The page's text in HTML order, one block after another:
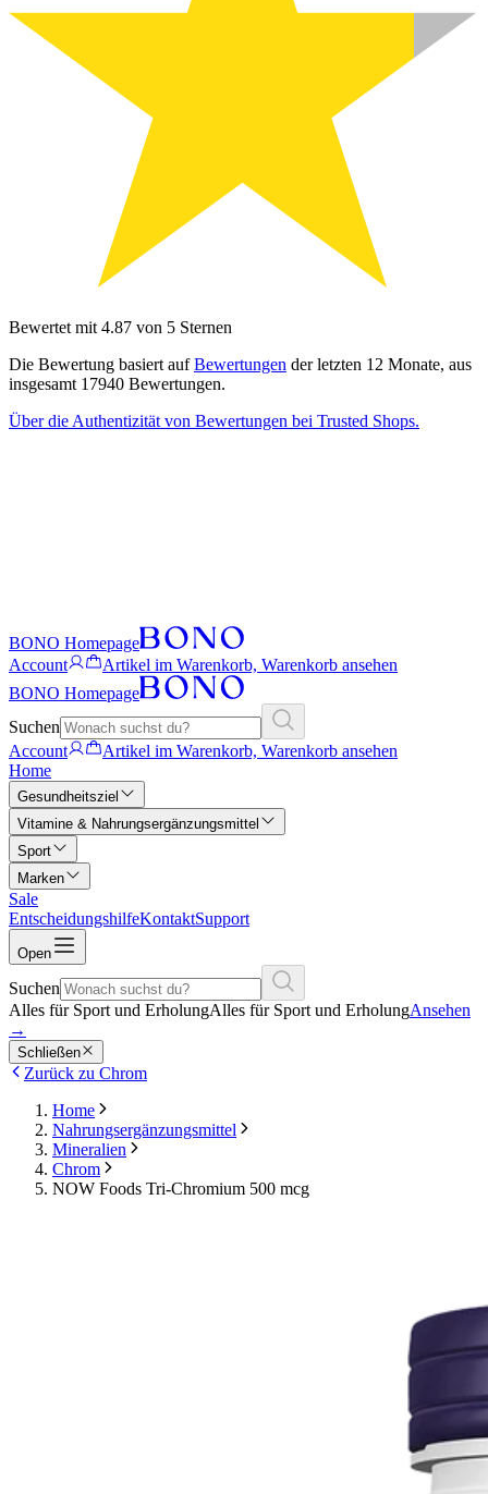
Bewertet mit 4.87 von 5 Sternen
Die Bewertung basiert aufBewertungen der letzten 12 Monate, aus
insgesamt 17940 Bewertungen.
Über die Authentizität von Bewertungen bei Trusted Shops.
BONO Homepage
Account
Artikel im Warenkorb, Warenkorb ansehen
BONO Homepage
Suchen
Account
Artikel im Warenkorb, Warenkorb ansehen
Home
Gesundheitsziel
Vitamine & Nahrungsergänzungsmittel
Sport
Marken
Sale
EntscheidungshilfeKontaktSupport
Open
Suchen
Alles für Sport und ErholungAlles für Sport und ErholungAnsehen
→
Schließen
Zurück zu Chrom
Home
Nahrungsergänzungsmittel
Mineralien
Chrom
NOW Foods Tri-Chromium 500 mcg